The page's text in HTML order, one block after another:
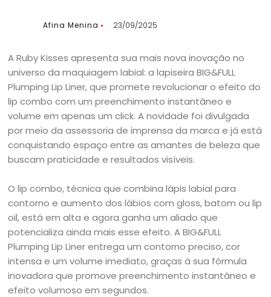
Afina Menina 23/09/2025
A Ruby Kisses apresenta sua mais nova inovação no
universo da maquiagem labial: a lapiseira BIG&FULL
Plumping Lip Liner, que promete revolucionar o efeito do
lip combo com um preenchimento instantâneo e
volume em apenas um click. A novidade foi divulgada
por meio da assessoria de imprensa da marca e já está
conquistando espaço entre as amantes de beleza que
buscam praticidade e resultados visíveis.
O lip combo, técnica que combina lápis labial para
contorno e aumento dos lábios com gloss, batom ou lip
oil, está em alta e agora ganha um aliado que
potencializa ainda mais esse efeito. A BIG&FULL
Plumping Lip Liner entrega um contorno preciso, cor
intensa e um volume imediato, graças à sua fórmula
inovadora que promove preenchimento instantâneo e
efeito volumoso em segundos.